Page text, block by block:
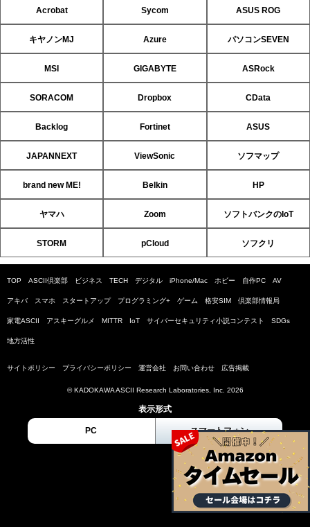
Acrobat Sycom ASUS ROG
キヤノンMJ Azure パソコンSEVEN
MSI GIGABYTE ASRock
SORACOM Dropbox CData
Backlog Fortinet ASUS
JAPANNEXT ViewSonic ソフマップ
brand new ME! Belkin HP
ヤマハ Zoom ソフトバンクのIoT
STORM pCloud ソフクリ
TOP ASCII倶楽部 ビジネス TECH デジタル iPhone/Mac ホビー 自作PC AV
アキバ スマホ スタートアップ プログラミング+ ゲーム 格安SIM 倶楽部情報局
家電ASCII アスキーグルメ MITTR IoT サイバーセキュリティ小説コンテスト SDGs
地方活性
サイトポリシー プライバシーポリシー 運営会社 お問い合わせ 広告掲載
© KADOKAWA ASCII Research Laboratories, Inc. 2026
表示形式
PC スマートフォン